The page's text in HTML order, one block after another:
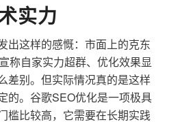
实力
出这样的感慨：市面上的克东
称自家实力超群、优化效果显
差别。但实际情况真的是这样
的。谷歌SEO优化是一项极具
槛比较高，它需要在长期实践